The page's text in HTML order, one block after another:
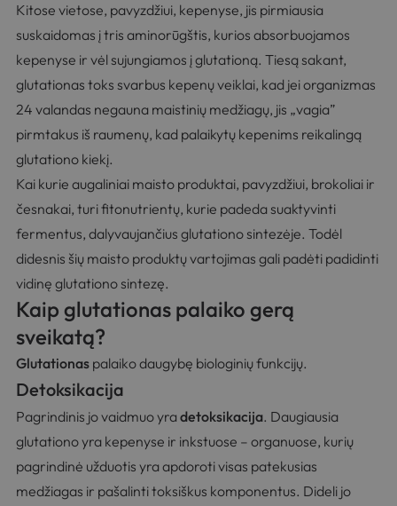
Kitose vietose, pavyzdžiui, kepenyse, jis pirmiausia
suskaidomas į tris aminorūgštis, kurios absorbuojamos
kepenyse ir vėl sujungiamos į glutationą. Tiesą sakant,
glutationas toks svarbus kepenų veiklai, kad jei organizmas
24 valandas negauna maistinių medžiagų, jis „vagia”
pirmtakus iš raumenų, kad palaikytų kepenims reikalingą
glutationo kiekį.
Kai kurie augaliniai maisto produktai, pavyzdžiui, brokoliai ir
česnakai, turi fitonutrientų, kurie padeda suaktyvinti
fermentus, dalyvaujančius glutationo sintezėje. Todėl
didesnis šių maisto produktų vartojimas gali padėti padidinti
vidinę glutationo sintezę.
Kaip glutationas palaiko gerą
sveikatą?
Glutationaspalaiko daugybę biologinių funkcijų.
Detoksikacija
Pagrindinis jo vaidmuo yradetoksikacija. Daugiausia
glutationo yra kepenyse ir inkstuose – organuose, kurių
pagrindinė užduotis yra apdoroti visas patekusias
medžiagas ir pašalinti toksiškus komponentus. Dideli jo